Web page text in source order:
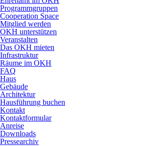
Programmgruppen
Cooperation Space
Mitglied werden
OKH unterstützen
Veranstalten
Das OKH mieten
Infrastruktur
Räume im OKH
FAQ
Haus
Gebäude
Architektur
Hausführung buchen
Kontakt
Kontaktformular
Anreise
Downloads
Pressearchiv